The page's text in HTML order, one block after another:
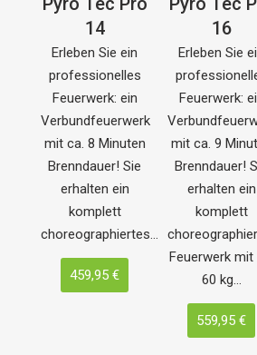
14
Erleben Sie ein
professionelles
Feuerwerk: ein
Verbundfeuerwerk
mit ca. 8 Minuten
Brenndauer! Sie
erhalten ein
komplett
choreographiertes…
459,95 €
16
Erleben Sie
Feuerwerk:
mit ca. 9
Brenndauer!
erhalten ein
komplett
Feuerwerk mit
60 kg…
559,95 €